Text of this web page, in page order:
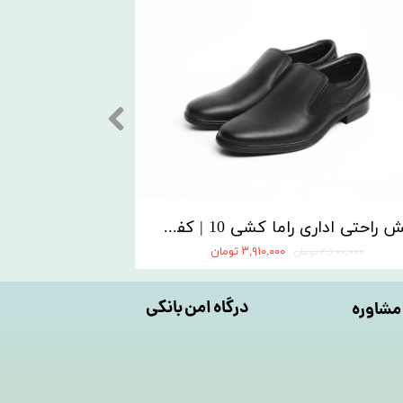
کفش راحتی اداری راما کشی 10 | کفش مسعود تبریز
۴,۶۰۰,۰۰۰ تومان ۳,۹۱۰,۰۰۰ تومان
درگاه امن بانکی